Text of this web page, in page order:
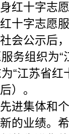
红十字志
十字志愿
会公示后
务组织为
“江苏省
）。
集体和个
的业绩。